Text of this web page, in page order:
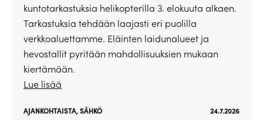
kuntotarkastuksia helikopterilla 3. elokuuta alkaen.
Tarkastuksia tehdään laajasti eri puolilla
verkkoaluettamme. Eläinten laidunalueet ja
hevostallit pyritään mahdollisuuksien mukaan
kiertämään.
Lue lisää
AJANKOHTAISTA,SÄHKÖ 24.7.2026